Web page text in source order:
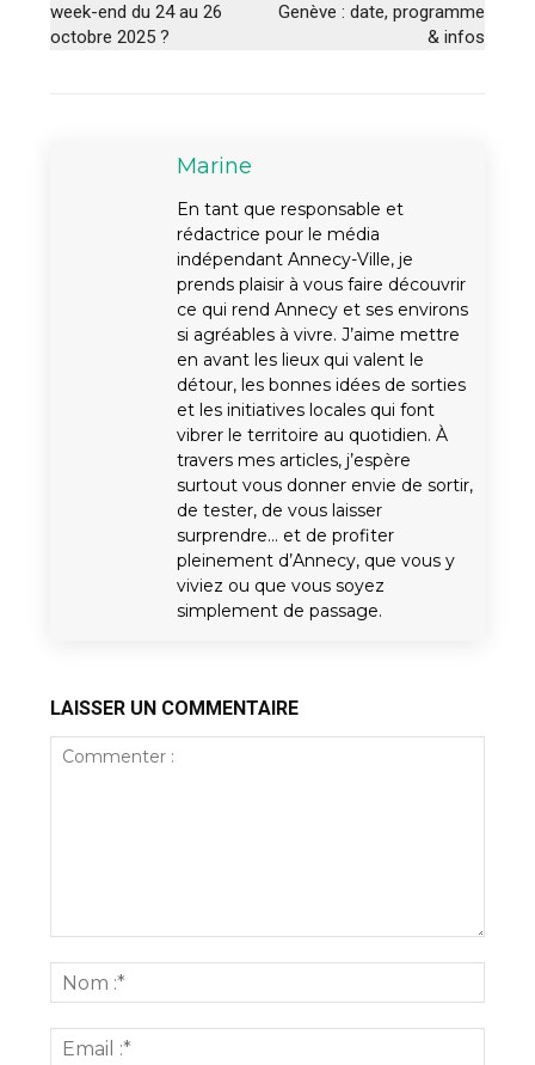
week-end du 24 au 26
octobre 2025 ?
Genève : date, programme
& infos
Marine
En tant que responsable et
rédactrice pour le média
indépendant Annecy-Ville, je
prends plaisir à vous faire découvrir
ce qui rend Annecy et ses environs
si agréables à vivre. J’aime mettre
en avant les lieux qui valent le
détour, les bonnes idées de sorties
et les initiatives locales qui font
vibrer le territoire au quotidien. À
travers mes articles, j’espère
surtout vous donner envie de sortir,
de tester, de vous laisser
surprendre… et de profiter
pleinement d’Annecy, que vous y
viviez ou que vous soyez
simplement de passage.
LAISSER UN COMMENTAIRE
:*